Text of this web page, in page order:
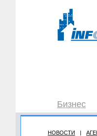
Бизнес
НОВОСТИ |